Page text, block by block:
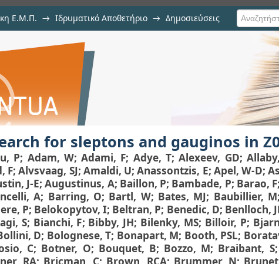
Ε.Μ.Π. → Ιδρυματικό Αποθετήριο → Δημοσιεύσεις
gauginos in Z0 decays
for sleptons and gauginos in
P; Adam, W;Adami, F; Adye, T;Alexeev, GD;
F;Alvsvaag, SJ; Amaldi, U;Anassontzis, E; Apel, W-D;
J-E;Augustinus, A; Baillon, P; Bambade, P; Barao, F;
A; Barring, O; Bartl, W; Bates, MJ; Baubillier, M;
P; Belokopytov, I; Beltran, P; Benedic, D; Benlloch,
S; Bianchi, F; Bibby, JH; Bilenky, MS; Billoir, P;
D; Bolognese, T; Bonapart, M; Booth, PSL;
C; Botner, O; Bouquet, B; Bozzo, M; Braibant, S;